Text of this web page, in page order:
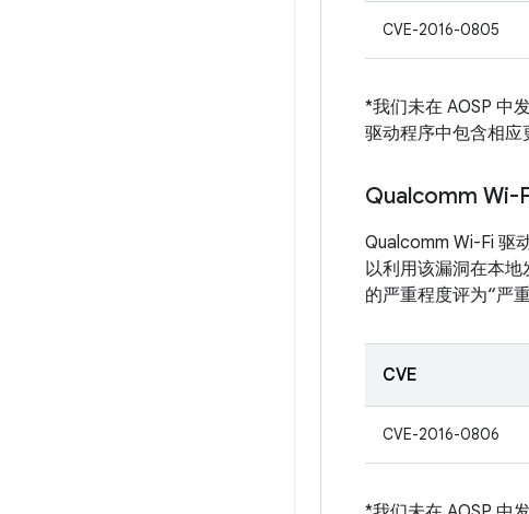
CVE-2016-0805
*我们未在 AOSP 中
驱动程序中包含相应
Qualcomm Wi-
Qualcomm Wi-Fi 驱
以利用该漏洞在本
的严重程度评为“严重
CVE
CVE-2016-0806